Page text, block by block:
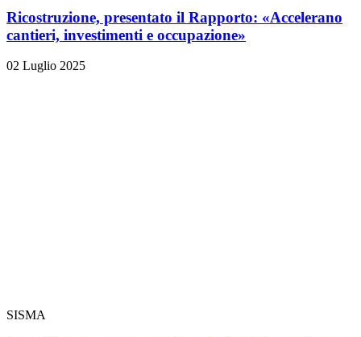
Ricostruzione, presentato il Rapporto: «Accelerano
cantieri, investimenti e occupazione»
02 Luglio 2025
SISMA